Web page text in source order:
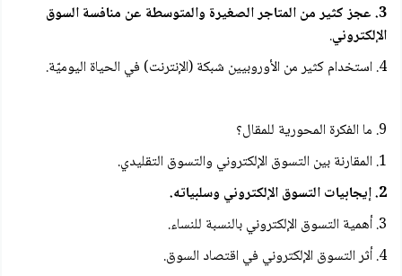
3. عجز كثير من المتاجر الصغيرة والمتوسطة عن منافسة السوق
الإلكتروني.
4. استخدام كثير من الأوروبيين شبكة (الإنترنت) في الحياة اليوميّة.
9. ما الفكرة المحورية للمقال؟
1. المقارنة بين التسوق الإلكتروني والتسوق التقليدي.
2. إيجابيات التسوق الإلكتروني وسلبياته.
3. أهمية التسوق الإلكتروني بالنسبة للنساء.
4. أثر التسوق الإلكتروني في اقتصاد السوق.